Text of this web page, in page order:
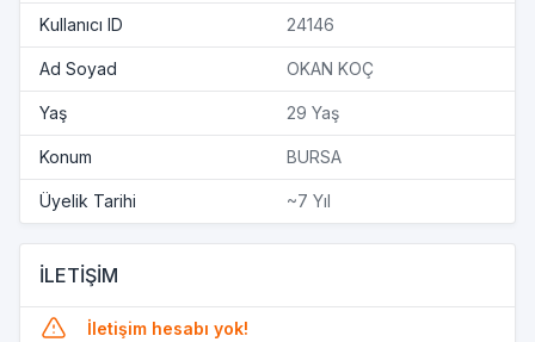
Kullanıcı ID 24146
Ad Soyad OKAN KOÇ
Yaş 29 Yaş
Konum BURSA
Üyelik Tarihi ~7 Yıl
İLETİŞİM
İletişim hesabı yok!